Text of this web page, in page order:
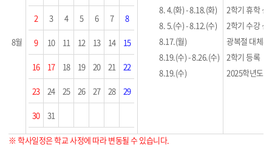
8월
2 3 4 5 6 7 8
9 10 11 12 13 14 15
16 17 18 19 20 21 22
23 24 25 26 27 28 29
30 31
8. 4.(화) - 8.18.(화)
8. 5.(수) - 8.12.(수)
8.17.(월)
8.19.(수) - 8.26.(수)
8.19.(수)
2학기 휴학 신
2학기 수강 신
광복절 대체
2학기 등록
2025학년도
※ 학사일정은 학교 사정에 따라 변동될 수 있습니다.